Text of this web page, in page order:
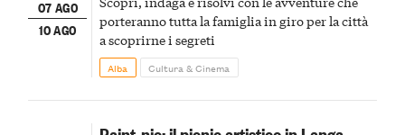
07 AGO
10 AGO
porteranno tutta la famiglia in giro per la città
a scoprirne i segreti
Alba Cultura & Cinema